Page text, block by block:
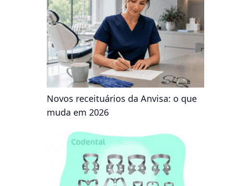
Novos receituários da Anvisa: o que
muda em 2026